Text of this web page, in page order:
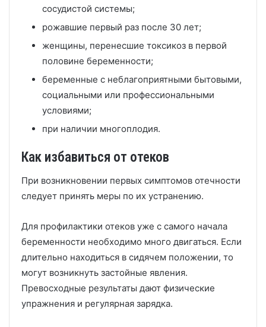
сосудистой системы;
рожавшие первый раз после 30 лет;
женщины, перенесшие токсикоз в первой
половине беременности;
беременные с неблагоприятными бытовыми,
социальными или профессиональными
условиями;
при наличии многоплодия.
Как избавиться от отеков
При возникновении первых симптомов отечности
следует принять меры по их устранению.
Для профилактики отеков уже с самого начала
беременности необходимо много двигаться. Если
длительно находиться в сидячем положении, то
могут возникнуть застойные явления.
Превосходные результаты дают физические
упражнения и регулярная зарядка.